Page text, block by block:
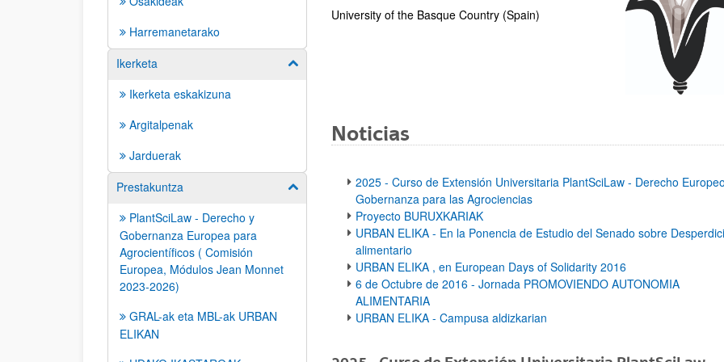
Harremanetarako
Ikerketa
Show/hide subpages
Ikerketa eskakizuna
Argitalpenak
Jarduerak
Prestakuntza
Show/hide subpages
PlantSciLaw - Derecho y
Gobernanza Europea para
Agrocientíficos ( Comisión
Europea, Módulos Jean Monnet
2023-2026)
GRAL-ak eta MBL-ak URBAN
ELIKAN
University of the Basque Country (Spain)
Noticias
2025 - Curso de Extensión Universitaria PlantSciLaw - Derecho
Gobernanza para las Agrociencias
Proyecto BURUXKARIAK
URBAN ELIKA - En la Ponencia de Estudio del Senado sobre
alimentario
URBAN ELIKA , en European Days of Solidarity 2016
6 de Octubre de 2016 - Jornada PROMOVIENDO AUTONOMIA
ALIMENTARIA
URBAN ELIKA - Campusa aldizkarian